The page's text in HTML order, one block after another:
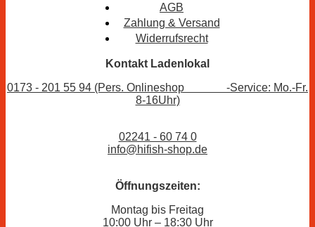
AGB
Zahlung & Versand
Widerrufsrecht
Kontakt Ladenlokal
0173 - 201 55 94 (Pers. Onlineshop -Service: Mo.-Fr.
8-16Uhr)
02241 - 60 74 0
info@hifish-shop.de
Öffnungszeiten:
Montag bis Freitag
10:00 Uhr – 18:30 Uhr